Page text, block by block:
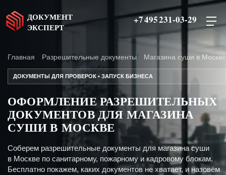
ДОКУМЕНТ
ЭКСПЕРТ
+7 495 231-03-29
Главная Разрешительные документы Магазина суши в Москве
ДОКУМЕНТЫ ДЛЯ ПРОВЕРОК • ЗАПУСК БИЗНЕСА
ОФОРМЛЕНИЕ РАЗРЕШИТЕЛЬНЫХ
ДОКУМЕНТОВ ДЛЯ МАГАЗИНА
СУШИ В МОСКВЕ
Соберем разрешительные документы для магазина суши
в Москве по санитарному, пожарному и кадровому блокам.
Бесплатно покажем, каких документов не хватает, и назовём